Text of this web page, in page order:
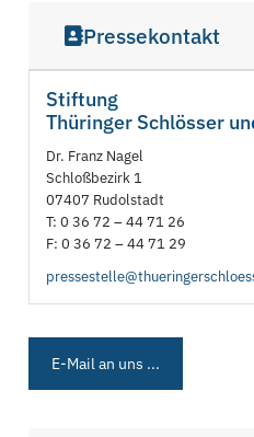
Pressekontakt
Stiftung
Thüringer Schlösser
Dr. Franz Nagel
Schloßbezirk 1
07407 Rudolstadt
T: 0 36 72 – 44 71 26
F: 0 36 72 – 44 71 29
E-Mail an uns ...